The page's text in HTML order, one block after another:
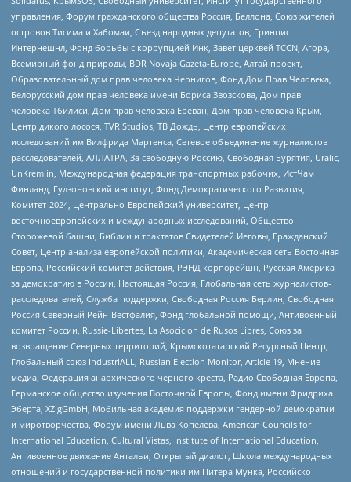
управления, Форум гражданского общества Россия, Беллона, Союз жителей
островов Тисима и Хабомаи, Съезд народных депутатов, Гринпис
Интернешнл, Фонд борьбы с коррупцией Инк, Завет церквей TCCN, Агора,
Всемирный фонд природы, BDR Novaja Gazeta-Europe, Алтай проект,
Образовательный дом прав человека Чернигов, Фонд Дом Прав Человека,
Белорусский дом прав человека имени Бориса Звозскова, Дом прав
человека Тбилиси, Дом прав человека Ереван, Дом прав человека Крым,
Центр дикого лосося, TVR Studios, ТВ Дождь, Центр европейских
исследований им Вилфрида Мартенса, Сетевое объединение журналистов
расследователей, АЛЛАТРА, За свободную Россию, Свободная Бурятия, Uralic,
UnKremlin, Международная федерация транспортных рабочих, ИстЧам
Финланд, Гудзоновский институт, Фонд Демократического Развития,
Комитет-2024, Центрально-Европейский университет, Центр
восточноевропейских и международных исследований, Общество
Сторожевой башни, Библии и трактатов Свидетелей Иеговы, Гражданский
Совет, Центр анализа европейской политики, Академическая сеть Восточная
Европа, Российский комитет действия, РЭНД корпорейшн, Русская Америка
за демократию в России, Настоящая Россия, Глобальная сеть журналистов-
расследователей, Служба поддержки, Свободная Россия Берлин, Свободная
Россия Северный Рейн-Вестфалия, Фонд глобальной помощи, Антивоенный
комитет России, Russie-Libertes, La Asocicion de Rusos Libres, Союз за
возвращение Северных территорий, Крымскотатарский Ресурсный Центр,
Глобальный союз IndustriALL, Russian Election Monitor, Article 19, Мнение
медиа, Федерация анархического черного креста, Радио Свободная Европа,
Германское общество изучения Восточной Европы, Фонд имени Фридриха
Эберта, XZ gGmbH, Мобильная академия поддержки гендерной демократии
и миротворчества, Форум имени Льва Копелева, American Councils for
International Education, Cultural Vistas, Institute of International Education,
Антивоенное движение Антальи, Открытый диалог, Школа международных
отношений и государственной политики им Питера Мунка, Российско-